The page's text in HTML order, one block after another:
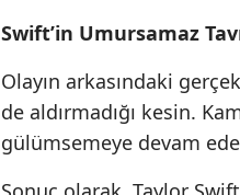
Swift’in Umursamaz
Olayın arkasındaki
de aldırmadığı kesin.
gülümsemeye devam